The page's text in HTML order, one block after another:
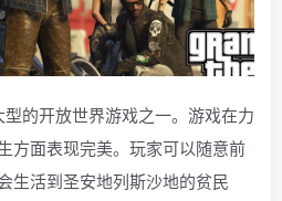
的开放世界游戏之一。游戏在力
方面表现完美。玩家可以随意前
生活到圣安地列斯沙地的贫民